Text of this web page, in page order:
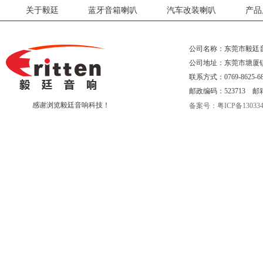
关于毅廷 蓝牙音箱喇叭 汽车改装喇叭 产
感谢浏览毅廷音响科技！
公司名称：东莞市毅廷
公司地址：东莞市塘厦
联系方式：0769-8625-
邮政编码：523713 邮
备案号：粤ICP备